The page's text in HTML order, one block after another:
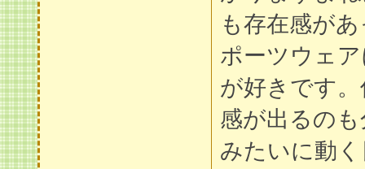
も存在感が
ポーツウェ
が好きです
感が出るの
みたいに動